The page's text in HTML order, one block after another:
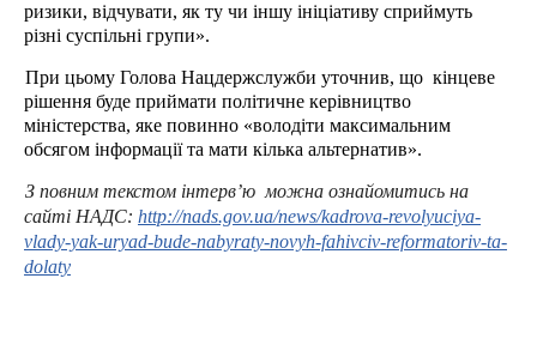
ризики, відчувати, як ту чи іншу ініціативу сприймуть
різні суспільні групи».
При цьому Голова Нацдержслужби уточнив, що кінцеве
рішення буде приймати політичне керівництво
міністерства, яке повинно «володіти максимальним
обсягом інформації та мати кілька альтернатив».
З повним текстом інтерв’ю можна ознайомитись на
сайті НАДС: http://nads.gov.ua/news/kadrova-revolyuciya-
vlady-yak-uryad-bude-nabyraty-novyh-fahivciv-reformatoriv-ta-
dolaty